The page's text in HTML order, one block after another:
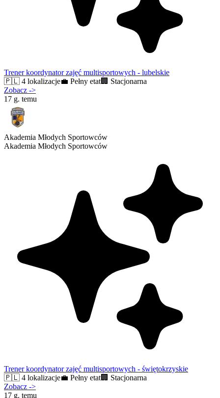
Trener koordynator zajęć multisportowych - lubelskie
🇵🇱 4 lokalizacje💼 Pełny etat🏢 Stacjonarna
Zobacz ->
17 g. temu
Akademia Młodych Sportowców
Akademia Młodych Sportowców
Trener koordynator zajęć multisportowych - świętokrzyskie
🇵🇱 4 lokalizacje💼 Pełny etat🏢 Stacjonarna
Zobacz ->
17 g. temu